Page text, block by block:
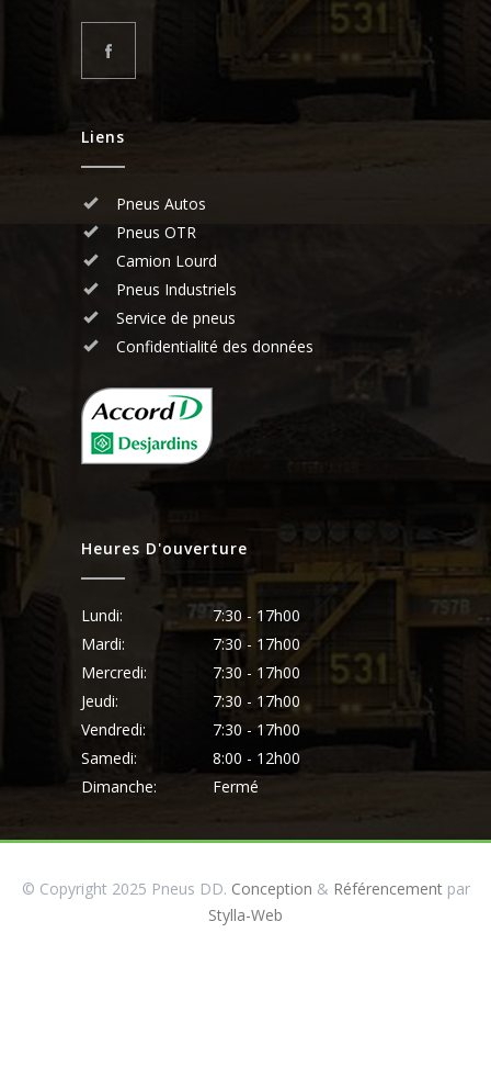
Liens
Pneus Autos
Pneus OTR
Camion Lourd
Pneus Industriels
Service de pneus
Confidentialité des données
Heures D'ouverture
Lundi:
7:30 - 17h00
Mardi:
7:30 - 17h00
Mercredi:
7:30 - 17h00
Jeudi:
7:30 - 17h00
Vendredi:
7:30 - 17h00
Samedi:
8:00 - 12h00
Dimanche:
Fermé
© Copyright 2025 Pneus DD. Conception & Référencementpar
Stylla-Web